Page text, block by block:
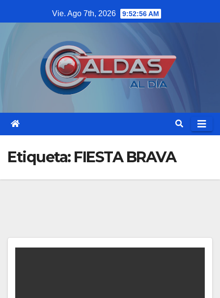
al
Vie. Ago 7th, 2026 9:52:56 AM
Etiqueta: FIESTA BRAVA